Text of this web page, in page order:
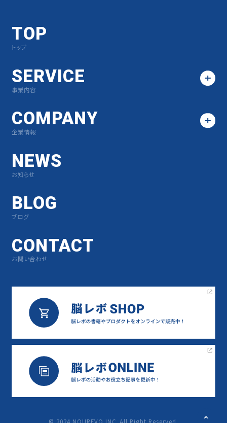
TOP
トップ
SERVICE
事業内容
COMPANY
企業情報
NEWS
お知らせ
BLOG
ブログ
CONTACT
お問い合わせ